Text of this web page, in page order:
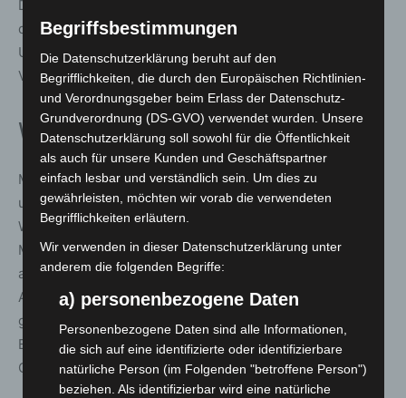
Dr. Florian Dreifus hob hervor, dass die Geschwindigkeit
des Wandels bei vielen Menschen Unsicherheit auslöse.
Umso wichtiger seien Akzeptanz, Tempo und der Wille,
Veränderungen aktiv zu gestalten.
Weitere Termine der Talk-Reihe
Mit „Yes, we can!“ erweitert die IdeenExpo ihr Programm
um ein Dialogformat, das den Austausch zwischen
Wirtschaft, Wissenschaft, Politik und Gesellschaft in den
Mittelpunkt stellt. Nach dem Auftakt in Hannover folgen
am 23. Juni Veranstaltungen in den Fagus-Werken in
Alfeld unter dem Titel „Vom Gestern ins Morgen – wie
gelingt der Umbruch?“ sowie am 24. Juni in
Braunschweig die Diskussion „Yes, we can! Next
Generation – Wie wollen wir leben?“.
Begriffsbestimmungen
Die Datenschutzerklärung beruht auf den
Begrifflichkeiten, die durch den Europäischen Richtlinien-
und Verordnungsgeber beim Erlass der Datenschutz-
Grundverordnung (DS-GVO) verwendet wurden. Unsere
Datenschutzerklärung soll sowohl für die Öffentlichkeit
als auch für unsere Kunden und Geschäftspartner
einfach lesbar und verständlich sein. Um dies zu
gewährleisten, möchten wir vorab die verwendeten
Begrifflichkeiten erläutern.
Wir verwenden in dieser Datenschutzerklärung unter
anderem die folgenden Begriffe:
a) personenbezogene Daten
Personenbezogene Daten sind alle Informationen,
die sich auf eine identifizierte oder identifizierbare
natürliche Person (im Folgenden "betroffene Person")
beziehen. Als identifizierbar wird eine natürliche